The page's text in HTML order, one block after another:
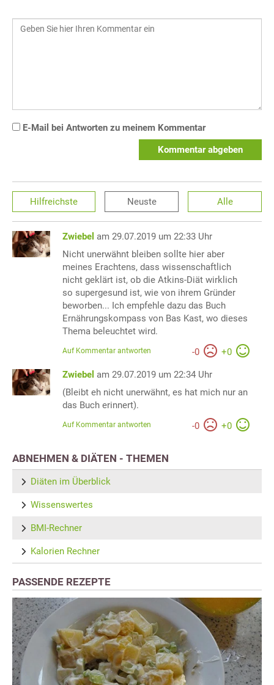
E-Mail bei Antworten zu meinem Kommentar
Kommentar abgeben
Hilfreichste Neuste Alle
Zwiebel am 29.07.2019 um 22:33 Uhr
Nicht unerwähnt bleiben sollte hier aber
meines Erachtens, dass wissenschaftlich
nicht geklärt ist, ob die Atkins-Diät wirklich
so supergesund ist, wie von ihrem Gründer
beworben... Ich empfehle dazu das Buch
Ernährungskompass von Bas Kast, wo dieses
Thema beleuchtet wird.
-0 +0
Auf Kommentar antworten
Zwiebel am 29.07.2019 um 22:34 Uhr
(Bleibt eh nicht unerwähnt, es hat mich nur an
das Buch erinnert).
-0 +0
Auf Kommentar antworten
ABNEHMEN & DIÄTEN - THEMEN
Diäten im Überblick
Wissenswertes
BMI-Rechner
Kalorien Rechner
PASSENDE REZEPTE